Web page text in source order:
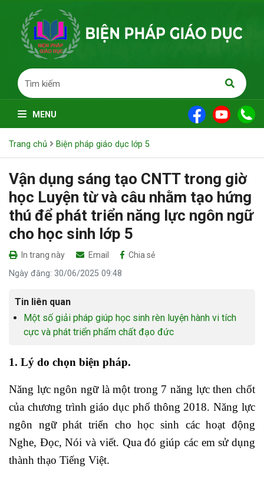
MENU
Trang chủ Biện pháp giáo dục lớp 5
Vận dụng sáng tạo CNTT trong giờ
học Luyện từ và câu nhằm tạo hứng
thú để phát triển năng lực ngôn ngữ
cho học sinh lớp 5
In trang này Email Chia sẻ
Ngày đăng: 30/06/2025 09:48
Tin liên quan
Một số giải pháp giúp học sinh rèn luyện hành vi tích
cực và phát triển phẩm chất đạo đức
1. Lý do chọn biện pháp.
Năng lực ngôn ngữ là một trong 7 năng lực then chốt
của chương trình giáo dục phổ thông 2018. Năng lực
ngôn ngữ phát triển cho học sinh các hoạt động
Nghe, Đọc, Nói và viết. Qua đó giúp các em sử dụng
thành thạo Tiếng Việt.